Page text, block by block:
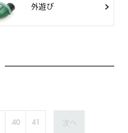
外遊び
40 41 次へ